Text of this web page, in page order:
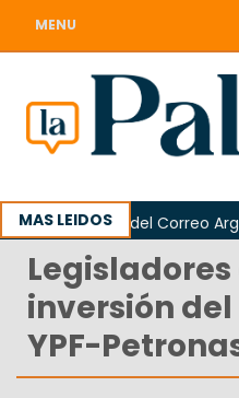
MENU
MAS LEIDOS
sucursal del Correo
inversión del
YPF-